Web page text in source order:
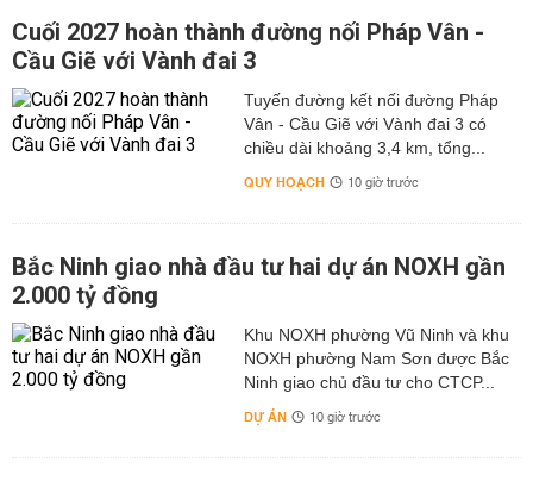
Cuối 2027 hoàn thành đường nối Pháp Vân -
Cầu Giẽ với Vành đai 3
Tuyến đường kết nối đường Pháp
Vân - Cầu Giẽ với Vành đai 3 có
chiều dài khoảng 3,4 km, tổng...
QUY HOẠCH 10 giờ trước
Bắc Ninh giao nhà đầu tư hai dự án NOXH gần
2.000 tỷ đồng
Khu NOXH phường Vũ Ninh và khu
NOXH phường Nam Sơn được Bắc
Ninh giao chủ đầu tư cho CTCP...
DỰ ÁN 10 giờ trước